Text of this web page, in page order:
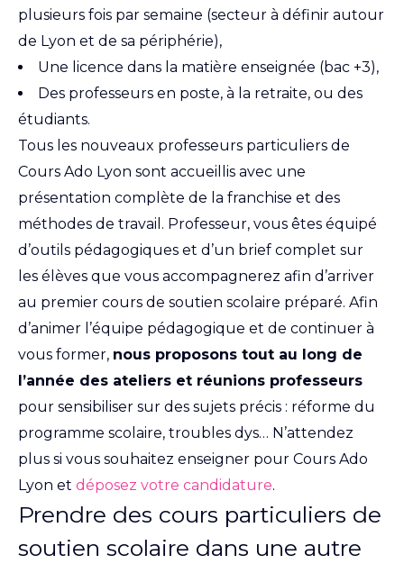
plusieurs fois par semaine (secteur à définir autour
de Lyon et de sa périphérie),
Une licence dans la matière enseignée (bac +3),
Des professeurs en poste, à la retraite, ou des
étudiants.
Tous les nouveaux professeurs particuliers de
Cours Ado Lyon sont accueillis avec une
présentation complète de la franchise et des
méthodes de travail. Professeur, vous êtes équipé
d’outils pédagogiques et d’un brief complet sur
les élèves que vous accompagnerez afin d’arriver
au premier cours de soutien scolaire préparé. Afin
d’animer l’équipe pédagogique et de continuer à
vous former, nous proposons tout au long de
l’année des ateliers et réunions professeurs
pour sensibiliser sur des sujets précis : réforme du
programme scolaire, troubles dys… N’attendez
plus si vous souhaitez enseigner pour Cours Ado
Lyon et déposez votre candidature.
Prendre des cours particuliers de
soutien scolaire dans une autre